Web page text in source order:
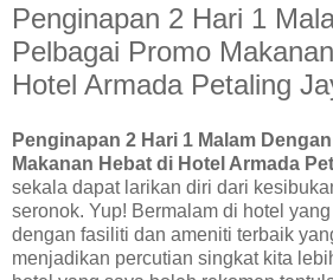
Penginapan 2 Hari 1
Pelbagai Promo
Hotel Armada Petaling
Penginapan 2 Hari 1 Malam
Makanan Hebat di Hotel Armada
sekala dapat larikan diri dari
seronok. Yup! Bermalam di hotel
dengan fasiliti dan ameniti terbaik
menjadikan percutian singkat kita